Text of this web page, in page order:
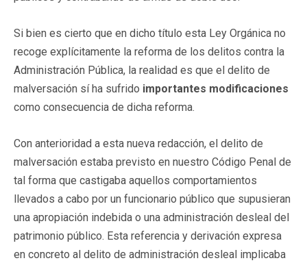
Si bien es cierto que en dicho título esta Ley Orgánica no
recoge explícitamente la reforma de los delitos contra la
Administración Pública, la realidad es que el delito de
malversación sí ha sufrido importantes modificaciones
como consecuencia de dicha reforma.
Con anterioridad a esta nueva redacción, el delito de
malversación estaba previsto en nuestro Código Penal de
tal forma que castigaba aquellos comportamientos
llevados a cabo por un funcionario público que supusieran
una apropiación indebida o una administración desleal del
patrimonio público. Esta referencia y derivación expresa
en concreto al delito de administración desleal implicaba